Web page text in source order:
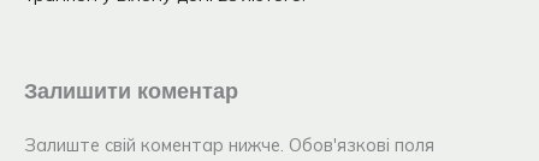
Залишити коментар
Залиште свій коментар нижче. Обов'язкові поля